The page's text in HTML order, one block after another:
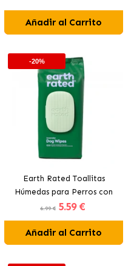
Añadir al Carrito
-20%
Earth Rated Toallitas
Húmedas para Perros con
Aroma a Lavanda
6.99 € 5.59 €
Añadir al Carrito